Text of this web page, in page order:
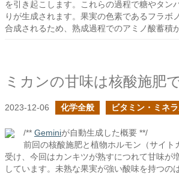
を引き起こします。これらの過程で糖やタン
りが生成されます。果実の色素であるフラボ
合成されるため、熟成過程でのアミノ酸蓄積
2023-12-06 化学全般 ビタミン・ミネ
/** Geminiが自動生成した概要 **/
前回の核酸施肥と植物ホルモン（サイト
受け、今回はカンキツが熟すにつれて甘味が
しています。未熟な果実が強い酸味を持つの